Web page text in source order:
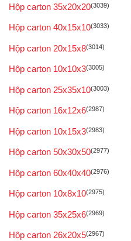
Hộp carton 35x20x20(3039)
Hộp carton 40x15x10(3033)
Hộp carton 20x15x8(3014)
Hộp carton 10x10x3(3005)
Hộp carton 25x35x10(3003)
Hộp carton 16x12x6(2987)
Hộp carton 10x15x3(2983)
Hộp carton 50x30x50(2977)
Hộp carton 60x40x40(2976)
Hộp carton 10x8x10(2975)
Hộp carton 35x25x6(2969)
Hộp carton 26x20x5(2967)